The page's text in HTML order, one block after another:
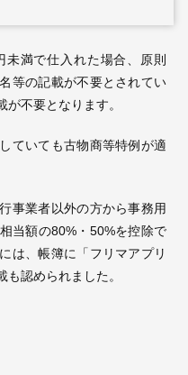
満で仕入れた場合、原則
等の記載が不要とされてい
不要となります。
ていても古物商等特例が適
事業者以外の方から事務用
当額の80%・50%を控除で
は、帳簿に「フリマアプリ
認められました。